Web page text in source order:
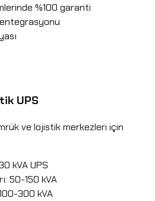
%100 garanti
UPS
ve lojistik merkezleri için
kVA UPS
50-150 kVA
300 kVA